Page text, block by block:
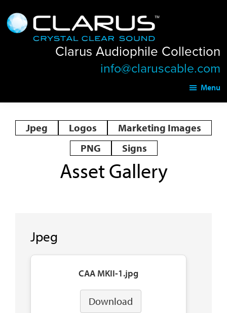
to
main
to
footer
Clarus
Audiophile
Collection
Clarus Audiophile Collection
info@claruscable.com
Menu
Jpeg Logos
Marketing Images
PNG
Signs
Asset Gallery
Jpeg
CAA MKII-1.jpg
Download